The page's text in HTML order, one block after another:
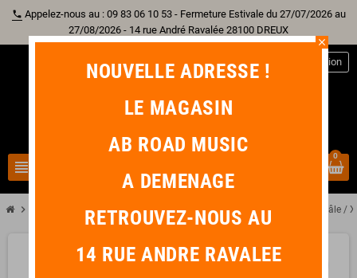
phone Appelez-nous au : 09 83 06 10 53 - Fermeture Estivale du 27/07/2026 au
27/08/2026 - 14 rue André Ravalée 28100 DREUX
view_headline
Connexion
0
chevron_right Sono & Lumièrechevron_right YELLOW CABLE AD27 Adaptateurs Jack Stéréo Mâle /
close
NOUVELLE ADRESSE !
LE MAGASIN
AB ROAD MUSIC
A DEMENAGE
RETROUVEZ-NOUS AU
14 RUE ANDRE RAVALEE